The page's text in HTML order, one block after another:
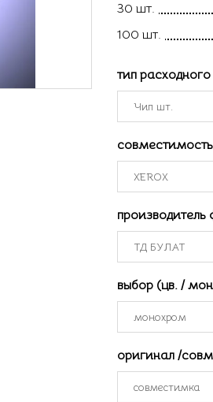
30 шт.
100 шт.
тип
производитель
выбор (цв. /
оригинал /